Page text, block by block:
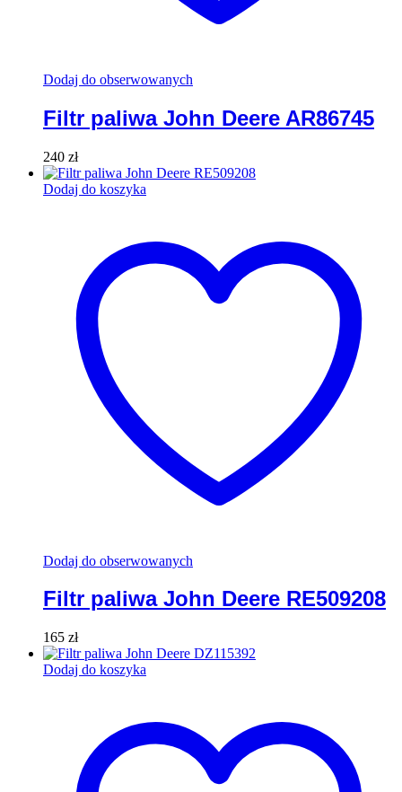
Dodaj do obserwowanych
Filtr paliwa John Deere AR86745
240 zł
Dodaj do koszyka
Dodaj do obserwowanych
Filtr paliwa John Deere RE509208
165 zł
Dodaj do koszyka